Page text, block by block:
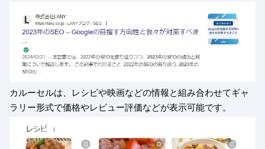
カルーセルは、レシピや映画などの情報と組み合わせてギャ
ラリー形式で価格やレビュー評価などが表示可能です。